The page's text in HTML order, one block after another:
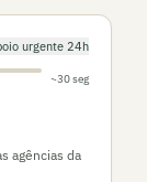
urgente 24h
~30 seg
agências da